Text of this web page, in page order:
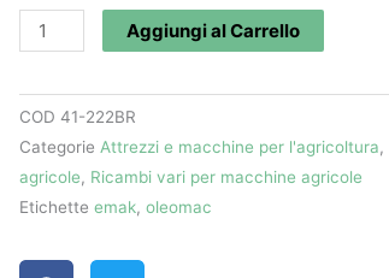
50270222BR
-
Oleo
Mac
quantità
Aggiungi al Carrello
COD 41-222BR
Categorie Attrezzi e macchine per l'agricoltura,
agricole, Ricambi vari per macchine agricole
Etichette emak, oleomac